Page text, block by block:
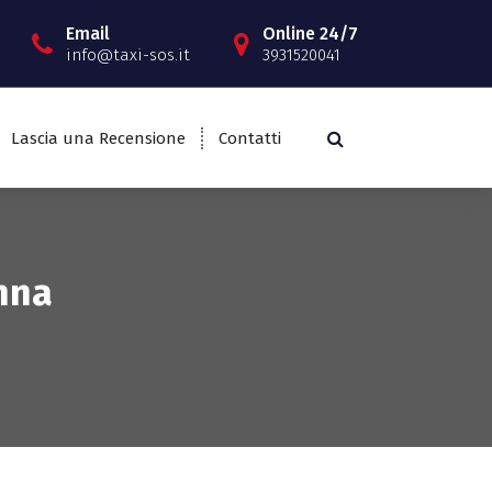
Email
info@taxi-sos.it
Online 24/7
3931520041
Lascia una Recensione Contatti